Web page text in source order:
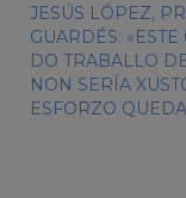
JESÚS LÓPEZ,
GUARDÉS:
DO TRABALLO
NON SERÍA
ESFORZO